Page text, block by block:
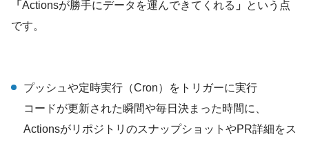
「 Actionsが勝手にデータを運んできてくれる 」 という点
です。
プッシュや定時実行（Cron）をトリガーに実行
コードが更新された瞬間や毎日決まった時間に、
ActionsがリポジトリのスナップショットやPR詳細をス